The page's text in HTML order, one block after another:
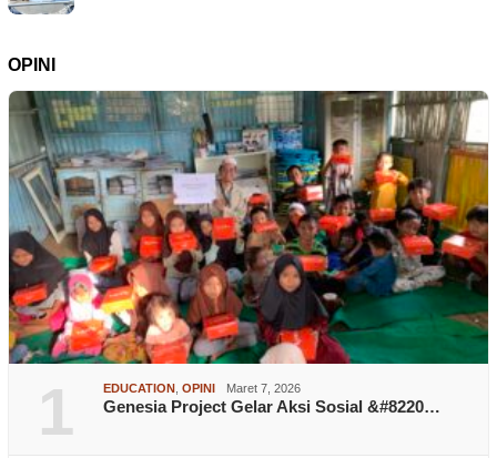
OPINI
1 EDUCATION OPINI Maret 7, 2026
Genesia Project Gelar Aksi Sosial &#8220…